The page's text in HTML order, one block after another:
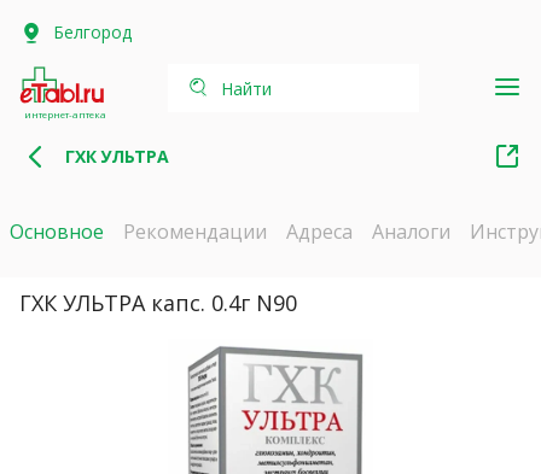
Белгород
интернет-аптека
Найти
ГХК УЛЬТРА
Основное Рекомендации Адреса Аналоги
ГХК УЛЬТРА капс. 0.4г N90